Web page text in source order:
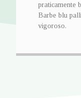
praticamente
Barbe blu
vigoroso.